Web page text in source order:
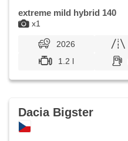
x1
extreme mild hybrid 140
2026
1.2 l
Dacia Bigster